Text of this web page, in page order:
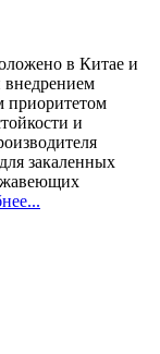
в Китае и
внедрением
приоритетом
и
закаленных